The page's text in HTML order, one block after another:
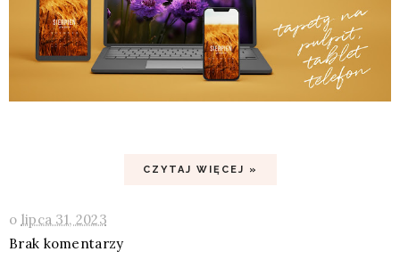
CZYTAJ WIĘCEJ »
o lipca 31, 2023
Brak komentarzy